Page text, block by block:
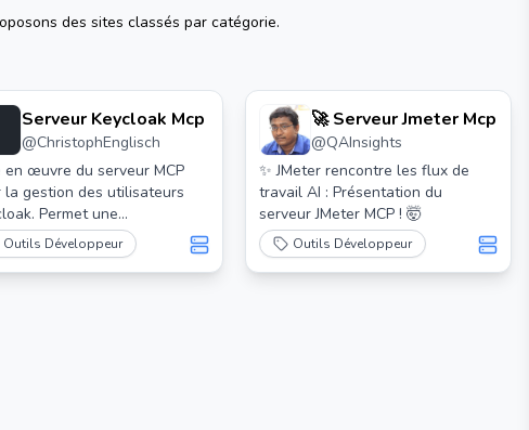
des sites classés par catégorie.
Serveur Keycloak Mcp
@ChristophEnglisch
en œuvre du serveur MCP
la gestion des utilisateurs
Permet une
alimentée par l'IA
et des royaumes
via le Protocole de
Outils Développeur
🚀 Serveur Jmeter Mcp
@QAInsights
✨ JMeter rencontre les flux de
travail AI : Présentation du
serveur JMeter MCP ! 🤯
Outils Développeur